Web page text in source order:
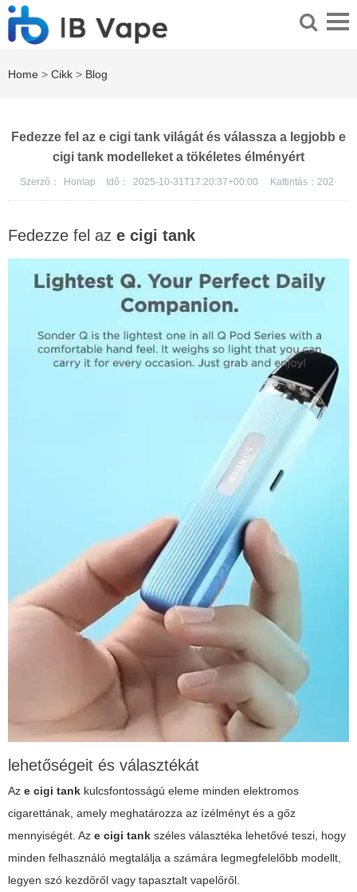
Home > Cikk > Blog
Fedezze fel az e cigi tank világát és válassza a legjobb e
cigi tank modelleket a tökéletes élményért
Szerző： Honlap Idő： 2025-10-31T17:20:37+00:00 Kattintás： 202
Fedezze fel az e cigi tank
lehetőségeit és választékát
Az e cigi tank kulcsfontosságú eleme minden elektromos
cigarettának, amely meghatározza az ízélményt és a gőz
mennyiségét. Az e cigi tank széles választéka lehetővé teszi, hogy
minden felhasználó megtalálja a számára legmegfelelőbb modellt,
legyen szó kezdőről vagy tapasztalt vapelőről.